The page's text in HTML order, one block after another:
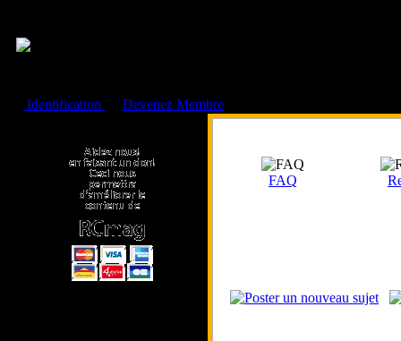
Identification
Devenez Membre
FAQ